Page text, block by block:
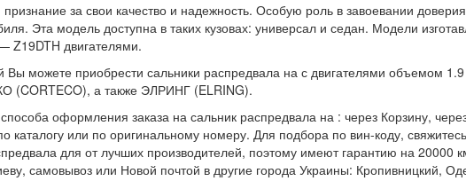
за свои качество и надежность. Особую роль в завоевании
Эта модель доступна в таких кузовах: универсал и седан. Модели
Z19DTH двигателями.
Вы можете приобрести сальники распредвала на с двигателями объемом
(CORTECO), а также ЭЛРИНГ (ELRING).
оформления заказа на сальник распредвала на : через Корзину,
каталогу или по оригинальному номеру. Для подбора по вин-коду,
для от лучших производителей, поэтому имеют гарантию на 20000
самовывоз или Новой почтой в другие города Украины: Кропивницкий,